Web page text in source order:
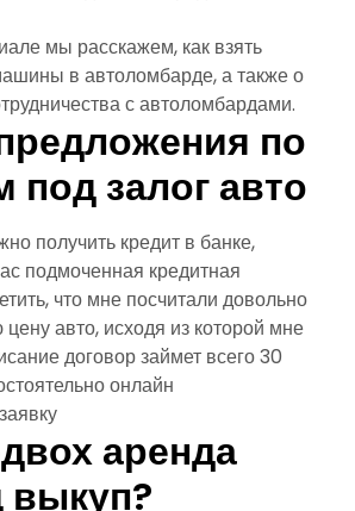
мы расскажем, как взять
в автоломбарде, а также о
с автоломбардами.
по
под залог авто
получить кредит в банке,
подмоченная кредитная
что мне посчитали довольно
авто, исходя из которой мне
договор займет всего 30
онлайн
аренда
выкуп?